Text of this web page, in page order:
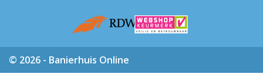
© 2026 - Banierhuis Online